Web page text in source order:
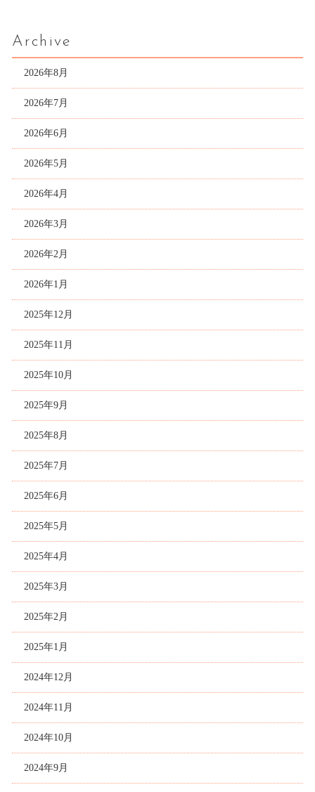
Archive
2026年8月
2026年7月
2026年6月
2026年5月
2026年4月
2026年3月
2026年2月
2026年1月
2025年12月
2025年11月
2025年10月
2025年9月
2025年8月
2025年7月
2025年6月
2025年5月
2025年4月
2025年3月
2025年2月
2025年1月
2024年12月
2024年11月
2024年10月
2024年9月